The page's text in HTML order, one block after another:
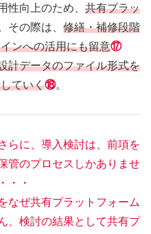
向上のため、 共有プラッ
その際は、 修繕・補修段階
ンへの活用にも留意⑰
計データのファイル形式を
ていく⑱。
に、導入検討は、前項を
管のプロセスしかありませ
・・
ぜ共有プラットフォーム
、検討の結果として共有プ